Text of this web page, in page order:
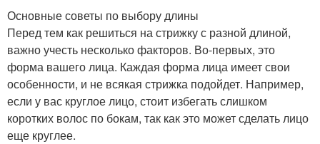
Основные советы по выбору длины
Перед тем как решиться на стрижку с разной длиной,
важно учесть несколько факторов. Во-первых, это
форма вашего лица. Каждая форма лица имеет свои
особенности, и не всякая стрижка подойдет. Например,
если у вас круглое лицо, стоит избегать слишком
коротких волос по бокам, так как это может сделать лицо
еще круглее.